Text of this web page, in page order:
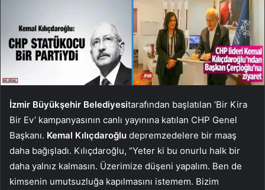
İzmir Büyükşehir Belediyesitarafından başlatılan ‘Bir Kira
Bir Ev’ kampanyasının canlı yayınına katılan CHP Genel
Başkanı. Kemal Kılıçdaroğlu depremzedelere bir maaş
daha bağışladı. Kılıçdaroğlu, “Yeter ki bu onurlu halk bir
daha yalnız kalmasın. Üzerimize düşeni yapalım. Ben de
kimsenin umutsuzluğa kapılmasını istemem. Bizim